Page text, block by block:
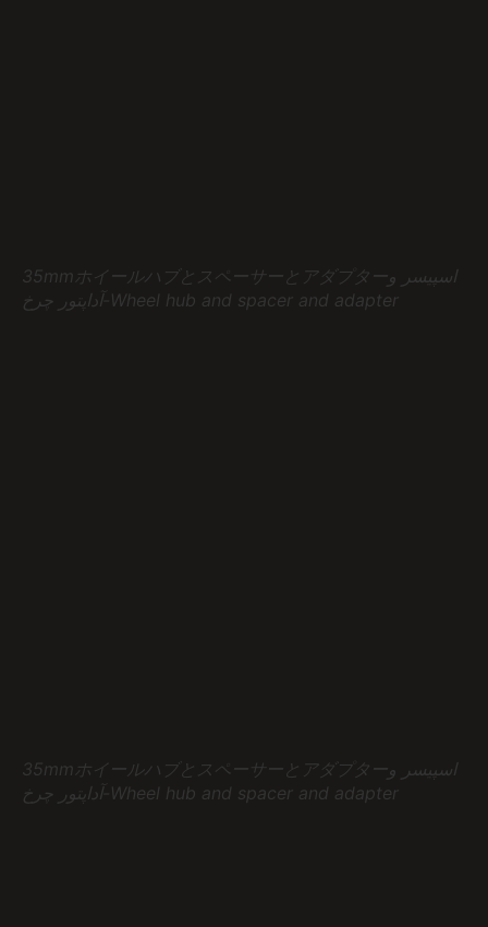
35mmホイールハブとスペーサーとアダプターاسپیسر و
آداپتور چرخ-Wheel hub and spacer and adapter
35mmホイールハブとスペーサーとアダプターاسپیسر و
آداپتور چرخ-Wheel hub and spacer and adapter